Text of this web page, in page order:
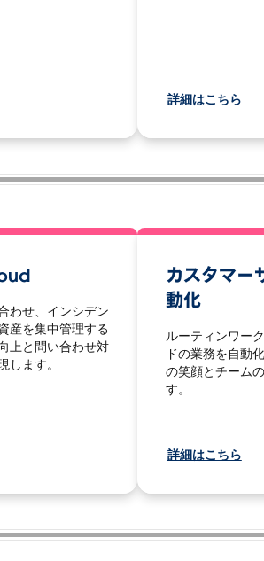
詳細はこちら
わせ、インシデン
産を集中管理する
上と問い合わせ対
します。
カスタマー
動化
ルーティンワー
ドの業務を自動
の笑顔とチーム
す。
詳細はこちら